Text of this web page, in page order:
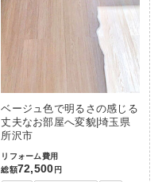
ベージュ色で明るさの感じる
丈夫なお部屋へ変貌|埼玉県
所沢市
リフォーム費用
総額72,500 円